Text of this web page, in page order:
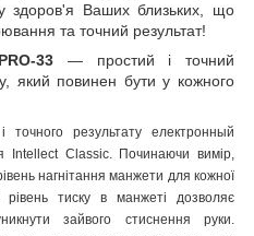
здоров'я Ваших близьких, що
та точний результат!
33 — простий і точний
який повинен бути у кожного
точного результату електронный
Intellect Classic. Починаючи вимір,
нагнітання манжети для кожної
тиску в манжеті дозволяє
зайвого стиснення руки.